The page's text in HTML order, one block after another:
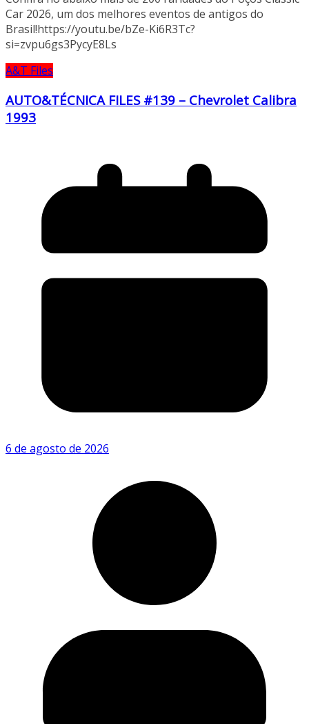
Car 2026, um dos melhores eventos de antigos do
Brasil!https://youtu.be/bZe-Ki6R3Tc?
si=zvpu6gs3PycyE8Ls
A&T Files
AUTO&TÉCNICA FILES #139 – Chevrolet Calibra
1993
6 de agosto de 2026